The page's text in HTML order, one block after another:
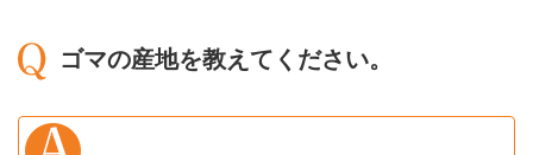
ゴマの産地を教えてください。